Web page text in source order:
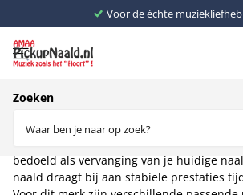
Voor de échte
Zoeken
Home
bedoeld als vervanging van je huidige
naald draagt bij aan stabiele prestaties